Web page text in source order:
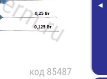
2х 8 (п) на